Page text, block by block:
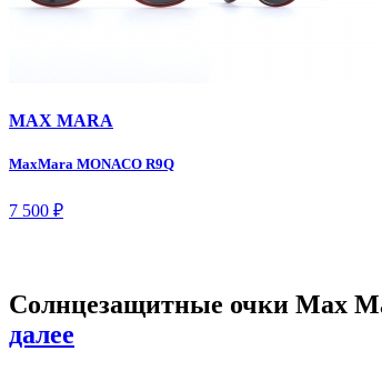
MAX MARA
MaxMara MONACO R9Q
7 500 ₽
Cолнцезащитные очки Max
далее